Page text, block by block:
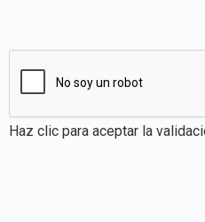
Haz clic para aceptar la